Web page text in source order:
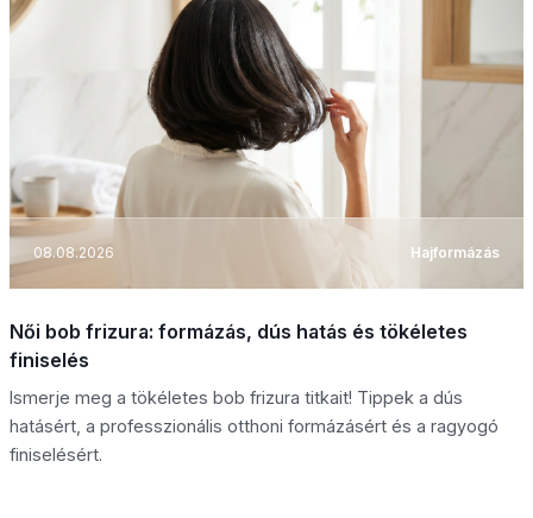
08.08.2026 Hajformázás
Női bob frizura: formázás, dús hatás és tökéletes
finiselés
Ismerje meg a tökéletes bob frizura titkait! Tippek a dús
hatásért, a professzionális otthoni formázásért és a ragyogó
finiselésért.